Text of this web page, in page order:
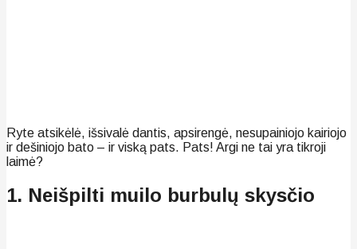
Ryte atsikėlė, išsivalė dantis, apsirengė, nesupainiojo kairiojo
ir dešiniojo bato – ir viską pats. Pats! Argi ne tai yra tikroji
laimė?
1. Neišpilti muilo burbulų skysčio